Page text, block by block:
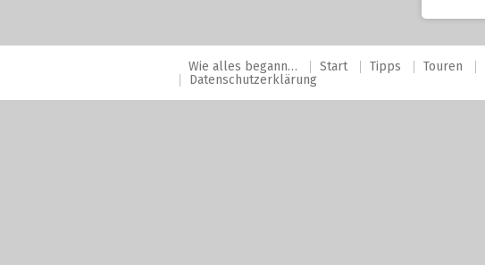
Wie alles begann… Start Tipps Touren
Datenschutzerklärung